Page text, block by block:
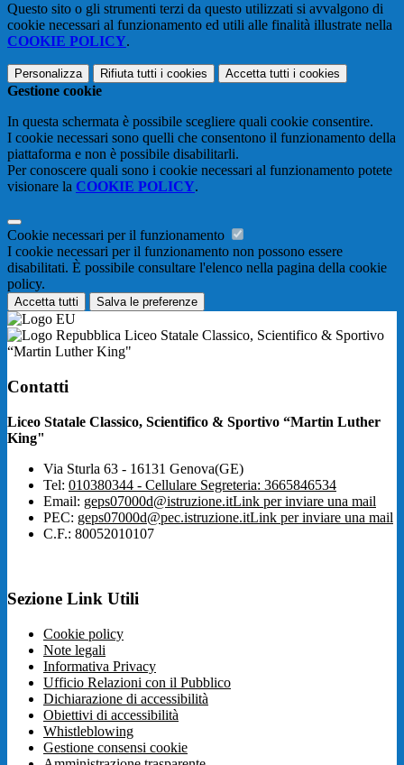
Questo sito o gli strumenti terzi da questo utilizzati si avvalgono di
cookie necessari al funzionamento ed utili alle finalità illustrate nella
COOKIE POLICY.
Personalizza Rifiuta tutti i cookies Accetta tutti i cookies
Gestione cookie
In questa schermata è possibile scegliere quali cookie consentire.
I cookie necessari sono quelli che consentono il funzionamento della
piattaforma e non è possibile disabilitarli.
Per conoscere quali sono i cookie necessari al funzionamento potete
visionare la COOKIE POLICY.
Cookie necessari per il funzionamento
I cookie necessari per il funzionamento non possono essere
disabilitati. È possibile consultare l'elenco nella pagina della cookie
policy.
Accetta tutti Salva le preferenze
Liceo Statale Classico, Scientifico & Sportivo
“Martin Luther King"
Contatti
Liceo Statale Classico, Scientifico & Sportivo “Martin Luther
King"
Via Sturla 63 - 16131 Genova(GE)
Tel: 010380344 - Cellulare Segreteria: 3665846534
Email: geps07000d@istruzione.itLink per inviare una mail
PEC: geps07000d@pec.istruzione.itLink per inviare una mail
C.F.: 80052010107
Sezione Link Utili
Cookie policy
Note legali
Informativa Privacy
Ufficio Relazioni con il Pubblico
Dichiarazione di accessibilità
Obiettivi di accessibilità
Whistleblowing
Gestione consensi cookie